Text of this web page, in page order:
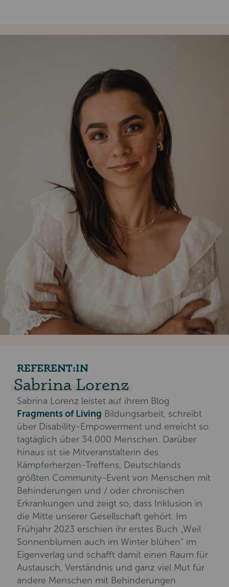
REFERENT:IN
Sabrina Lorenz
Sabrina Lorenz leistet auf ihrem Blog
Fragments of Living Bildungsarbeit, schreibt
über Disability-Empowerment und erreicht so
tagtäglich über 34.000 Menschen. Darüber
hinaus ist sie Mitveranstalterin des
Kämpferherzen-Treffens, Deutschlands
größten Community-Event von Menschen mit
Behinderungen und / oder chronischen
Erkrankungen und zeigt so, dass Inklusion in
die Mitte unserer Gesellschaft gehört. Im
Frühjahr 2023 erschien ihr erstes Buch „Weil
Sonnenblumen auch im Winter blühen“ im
Eigenverlag und schafft damit einen Raum für
Austausch, Verständnis und ganz viel Mut für
andere Menschen mit Behinderungen